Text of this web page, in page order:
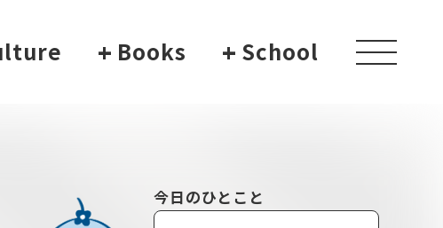
+ Books + School
toggle
今日のひとこと